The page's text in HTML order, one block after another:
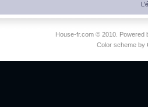
House-fr.com © 2010. Powered
Color scheme by